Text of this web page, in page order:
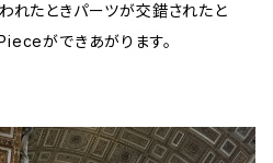
れたときパーツが交錯されたと
ができあがります。